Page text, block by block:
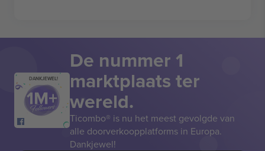
DANKJEWEL!
De nummer 1
marktplaats ter
wereld.
Ticombo® is nu het meest gevolgde van
alle doorverkoopplatforms in Europa.
Dankjewel!